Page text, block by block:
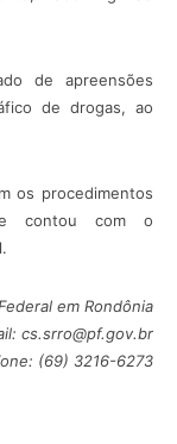
de apreensões
de drogas, ao
os procedimentos
e contou com o
em Rondônia
cs.srro@pf.gov.br
(69) 3216-6273